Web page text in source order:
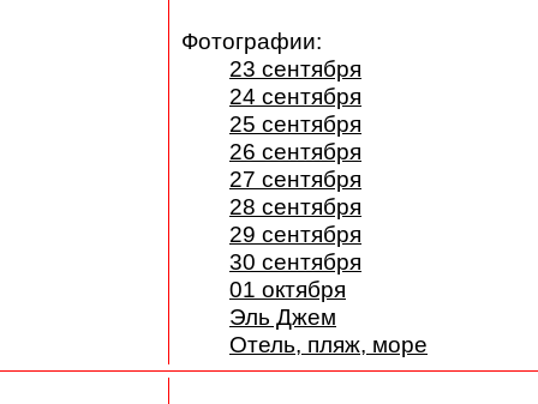
Фотографии:
23 сентября
24 сентября
25 сентября
26 сентября
27 сентября
28 сентября
29 сентября
30 сентября
01 октября
Эль Джем
Отель, пляж, море